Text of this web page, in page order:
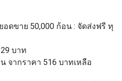
ดขาย 50,000 ก้อน : จัดส่งฟรี ทุ
บาท
ากราคา 516 บาทเหลือ